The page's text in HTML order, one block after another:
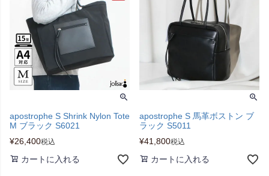
apostrophe S Shrink Nylon Tote
M ブラック S6021
¥26,400税込
カートに入れる
apostrophe S 馬革ボストン ブ
ラック S5011
¥41,800税込
カートに入れる